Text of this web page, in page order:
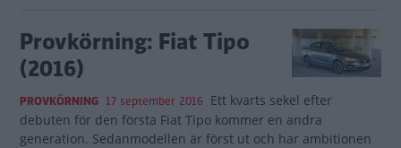
Provkörning: Fiat Tipo
(2016)
PROVKÖRNING 17 september 2016 Ett kvarts sekel efter
debuten för den första Fiat Tipo kommer en andra
generation. Sedanmodellen är först ut och har ambitionen